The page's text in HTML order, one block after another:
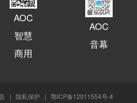
AOC
智慧
商用
AOC
音幕
| 隐私保护 | 鄂ICP备12011554号-4